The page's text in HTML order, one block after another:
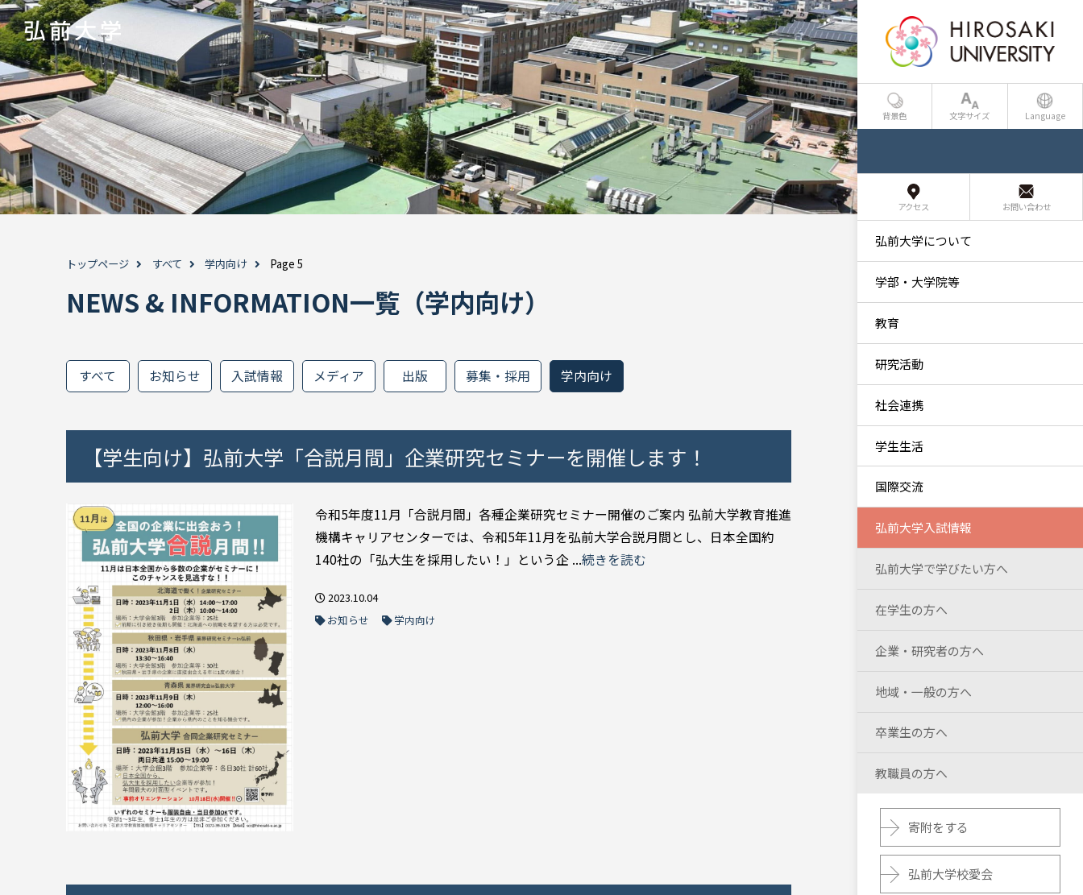
トップページ すべて 学内向け Page 5
NEWS & INFORMATION一覧（学内向け）
すべて お知らせ 入試情報 メディア 出版 募集・採用 学内向け
【学生向け】弘前大学「合説月間」企業研究セミナーを開催します！
令和5年度11月「合説月間」各種企業研究セミナー開催のご案内 弘前大学教育推進
機構キャリアセンターでは、令和5年11月を弘前大学合説月間とし、日本全国約
140社の「弘大生を採用したい！」という企 ...続きを読む
2023.10.04
お知らせ
学内向け
背景色 文字サイズ Language
アクセス お問い合わせ
弘前大学について
学部・大学院等
教育
研究活動
社会連携
学生生活
国際交流
弘前大学入試情報
弘前大学で学びたい方へ
在学生の方へ
企業・研究者の方へ
地域・一般の方へ
卒業生の方へ
教職員の方へ
寄附をする
弘前大学校愛会